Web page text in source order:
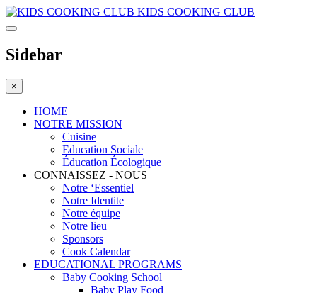
KIDS COOKING CLUB
Sidebar
×
HOME
NOTRE MISSION
Cuisine
Education Sociale
Éducation Écologique
CONNAISSEZ - NOUS
Notre ‘Essentiel
Notre Identite
Notre équipe
Notre lieu
Sponsors
Cook Calendar
EDUCATIONAL PROGRAMS
Baby Cooking School
Baby Play Food